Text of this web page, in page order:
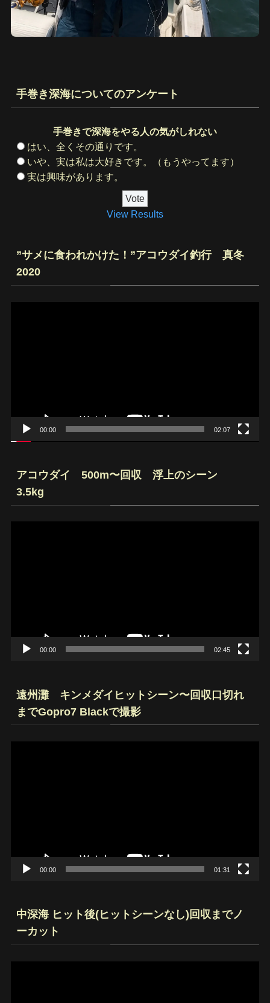
手巻き深海についてのアンケート
手巻きで深海をやる人の気がしれない
はい、全くその通りです。
いや、実は私は大好きです。（もうやってます）
実は興味があります。
View Results
”サメに食われかけた！”アコウダイ釣行 真冬
2020
00:00 02:07
アコウダイ 500m〜回収 浮上のシーン
3.5kg
00:00 02:45
遠州灘 キンメダイヒットシーン〜回収口切れ
までGopro7 Blackで撮影
00:00 01:31
中深海 ヒット後(ヒットシーンなし)回収までノ
ーカット